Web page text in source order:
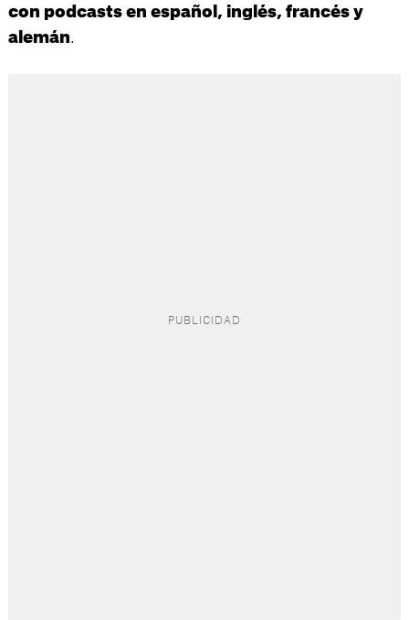
con podcasts en español, inglés, francés y
alemán.